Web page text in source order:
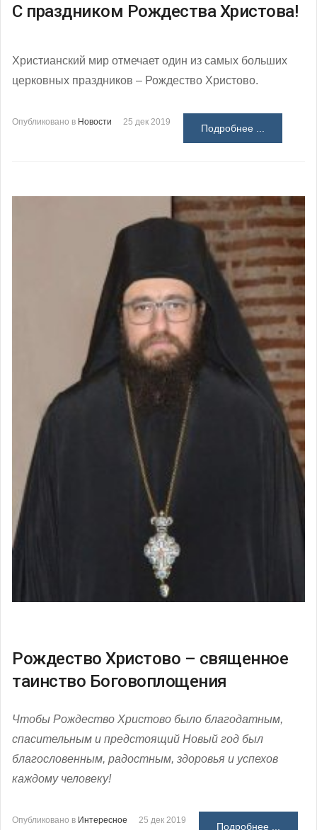
С праздником Рождества Христова!
Христианский мир отмечает один из самых больших
церковных праздников – Рождество Христово.
Опубликовано в Новости 25 дек 2019
Подробнее ...
Рождество Христово – священное
таинство Боговоплощения
Чтобы Рождество Христово было благодатным,
спасительным и предстоящий Новый год был
благословенным, радостным, здоровья и успехов
каждому человеку!
Опубликовано в Интересное 25 дек 2019
Подробнее ...